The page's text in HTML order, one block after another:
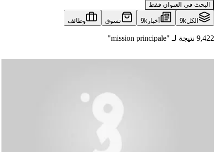
البحث في العنوان فقط
الكل9k أخبار 9k تسوق وظائف
9,422 نتيجة لـ "mission principale"